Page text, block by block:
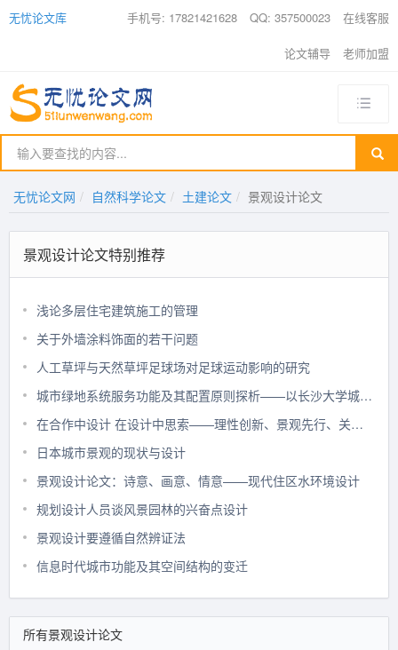
无忧论文库 手机号: 17821421628 QQ: 357500023 在线客服
论文辅导 老师加盟
无忧论文网 自然科学论文 土建论文 景观设计论文
景观设计论文特别推荐
浅论多层住宅建筑施工的管理
关于外墙涂料饰面的若干问题
人工草坪与天然草坪足球场对足球运动影响的研究
城市绿地系统服务功能及其配置原则探析——以长沙大学城为例
在合作中设计 在设计中思索——理性创新、景观先行、关注细节
日本城市景观的现状与设计
景观设计论文：诗意、画意、情意——现代住区水环境设计
规划设计人员谈风景园林的兴奋点设计
景观设计要遵循自然辨证法
信息时代城市功能及其空间结构的变迁
所有景观设计论文